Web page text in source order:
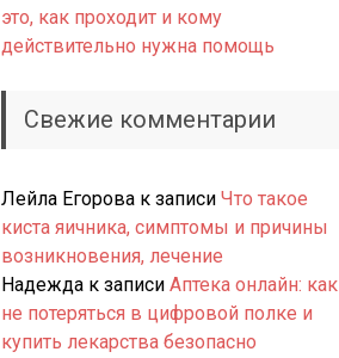
это, как проходит и кому
действительно нужна помощь
Свежие комментарии
Лейла Егорова к записи Что такое
киста яичника, симптомы и причины
возникновения, лечение
Надежда к записи Аптека онлайн: как
не потеряться в цифровой полке и
купить лекарства безопасно